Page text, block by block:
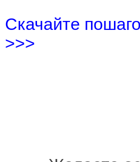
Скачайте
>>>